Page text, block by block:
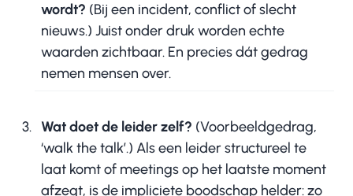
wordt? (Bij een incident, conflict of slecht
nieuws.) Juist onder druk worden echte
waarden zichtbaar. En precies dát gedrag
nemen mensen over.
Wat doet de leider zelf? (Voorbeeldgedrag,
‘walk the talk’.) Als een leider structureel te
laat komt of meetings op het laatste moment
afzegt, is de impliciete boodschap helder: zo